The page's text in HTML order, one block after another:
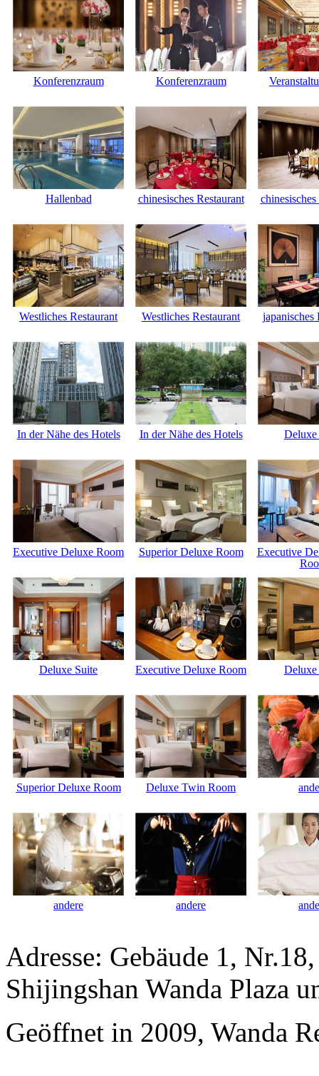
Konferenzraum Konferenzraum
Hallenbad chinesisches Restaurant
Westliches Restaurant Westliches Restaurant japanisches
In der Nähe des Hotels In der Nähe des Hotels Deluxe
Executive Deluxe Room Superior Deluxe Room
Executive
Deluxe Suite Executive Deluxe Room Deluxe
Superior Deluxe Room Deluxe Twin Room
andere andere
Adresse: Gebäude 1,
Shijingshan Wanda Plaza
Geöffnet in 2009, Wanda